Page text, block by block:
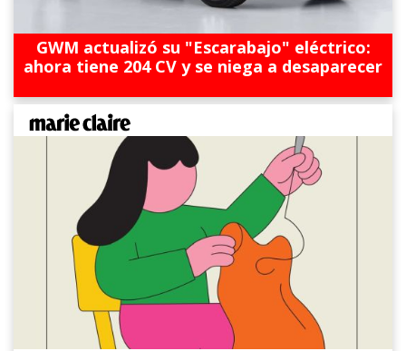
GWM actualizó su "Escarabajo" eléctrico:
ahora tiene 204 CV y se niega a desaparecer